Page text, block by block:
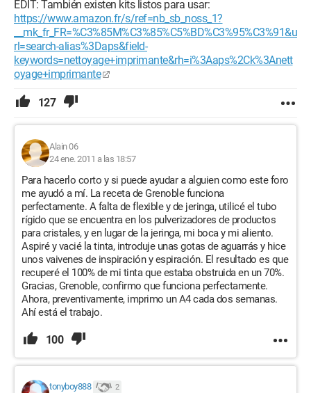
EDIT: También existen kits listos para usar:
https://www.amazon.fr/s/ref=nb_sb_noss_1?
__mk_fr_FR=%C3%85M%C3%85%C5%BD%C3%95%C3%91&u
rl=search-alias%3Daps&field-
keywords=nettoyage+imprimante&rh=i%3Aaps%2Ck%3Anett
oyage+imprimante
127
Alain 06
24 ene. 2011 a las 18:57
Para hacerlo corto y si puede ayudar a alguien como este foro
me ayudó a mí. La receta de Grenoble funciona
perfectamente. A falta de flexible y de jeringa, utilicé el tubo
rígido que se encuentra en los pulverizadores de productos
para cristales, y en lugar de la jeringa, mi boca y mi aliento.
Aspiré y vacié la tinta, introduje unas gotas de aguarrás y hice
unos vaivenes de inspiración y espiración. El resultado es que
recuperé el 100% de mi tinta que estaba obstruida en un 70%.
Gracias, Grenoble, confirmo que funciona perfectamente.
Ahora, preventivamente, imprimo un A4 cada dos semanas.
Ahí está el trabajo.
100
tonyboy888 2